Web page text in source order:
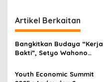
n
a
v
i
g
Artikel Berkaitan
Bangkitkan Budaya “Kerja
Bakti”, Setyo Wahono
Lingkungan
Youth Economic Summit